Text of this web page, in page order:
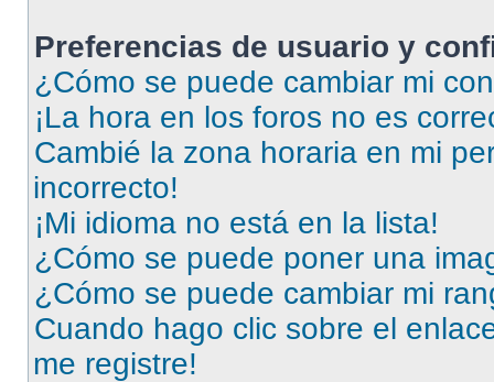
Preferencias de usuario y
¿Cómo se puede cambiar mi
¡La hora en los foros no es
Cambié la zona horaria en mi
incorrecto!
¡Mi idioma no está en la lista!
¿Cómo se puede poner una
¿Cómo se puede cambiar mi
Cuando hago clic sobre el
me registre!